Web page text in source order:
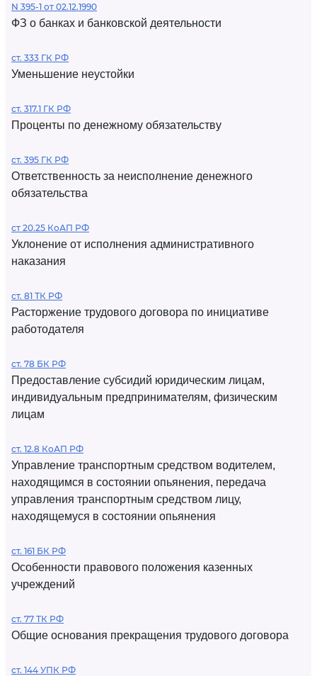
N 395-1 от 02.12.1990
ФЗ о банках и банковской деятельности
ст. 333 ГК РФ
Уменьшение неустойки
ст. 317.1 ГК РФ
Проценты по денежному обязательству
ст. 395 ГК РФ
Ответственность за неисполнение денежного
обязательства
ст 20.25 КоАП РФ
Уклонение от исполнения административного
наказания
ст. 81 ТК РФ
Расторжение трудового договора по инициативе
работодателя
ст. 78 БК РФ
Предоставление субсидий юридическим лицам,
индивидуальным предпринимателям, физическим
лицам
ст. 12.8 КоАП РФ
Управление транспортным средством водителем,
находящимся в состоянии опьянения, передача
управления транспортным средством лицу,
находящемуся в состоянии опьянения
ст. 161 БК РФ
Особенности правового положения казенных
учреждений
ст. 77 ТК РФ
Общие основания прекращения трудового договора
ст. 144 УПК РФ